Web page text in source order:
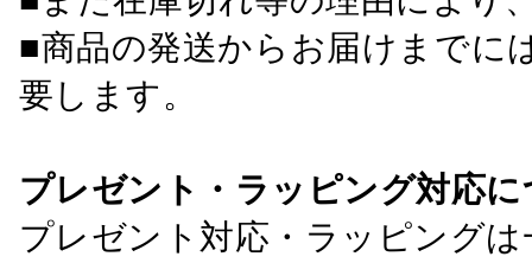
■商品の発送からお届けまでに
要します。
プレゼント・ラッピング対応
プレゼント対応・ラッピング